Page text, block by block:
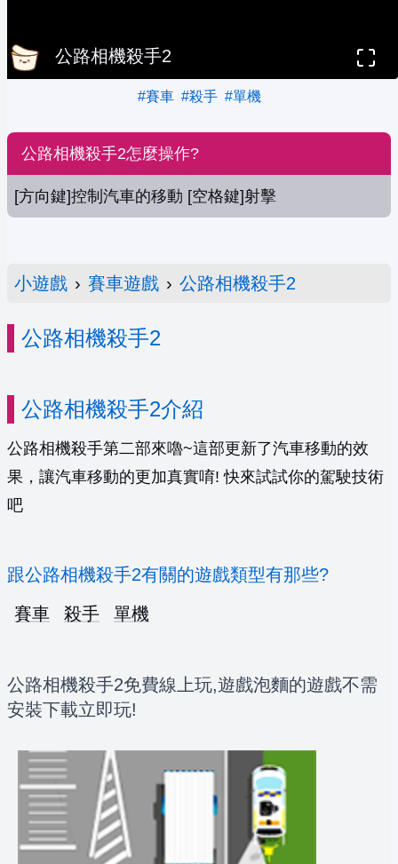
公路相機殺手2
#賽車 #殺手 #單機
公路相機殺手2怎麼操作?
[方向鍵]控制汽車的移動 [空格鍵]射擊
小遊戲 › 賽車遊戲 › 公路相機殺手2
公路相機殺手2
公路相機殺手2介紹
公路相機殺手第二部來嚕~這部更新了汽車移動的效
果，讓汽車移動的更加真實唷! 快來試試你的駕駛技術
吧
跟公路相機殺手2有關的遊戲類型有那些?
賽車
殺手 單機
公路相機殺手2免費線上玩,遊戲泡麵的遊戲不需
安裝下載立即玩!